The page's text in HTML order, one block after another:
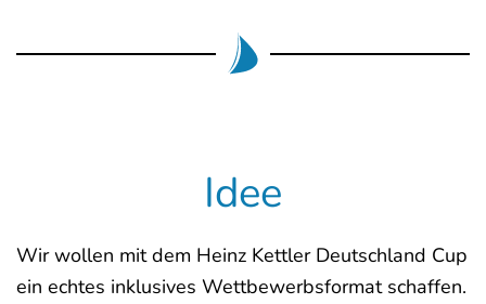
Idee
Wir wollen mit dem Heinz Kettler Deutschland Cup
ein echtes inklusives Wettbewerbsformat schaffen.